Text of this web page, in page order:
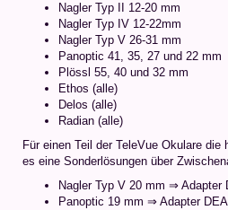
Nagler Typ II 12-20 mm
Nagler Typ IV 12-22mm
Nagler Typ V 26-31 mm
Panoptic 41, 35, 27 und 22 mm
Plössl 55, 40 und 32 mm
Ethos (alle)
Delos (alle)
Radian (alle)
Für einen Teil der TeleVue Okulare
es eine Sonderlösungen über
Nagler Typ V 20 mm ⇒ Adapter
Panoptic 19 mm ⇒ Adapter